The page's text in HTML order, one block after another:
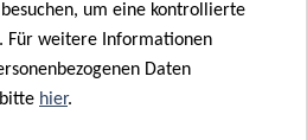
um eine kontrollierte
Für weitere Informationen
Daten
hier.